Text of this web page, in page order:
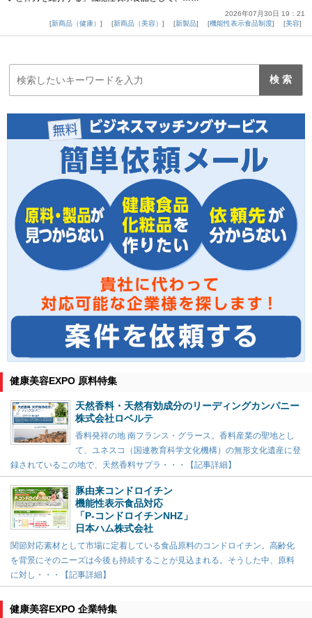
2026年07月30日 19：21
新商品（健康）
新商品（美容） 新製品 機能性表示食品制度 美容
健康美容EXPO 原料特集
天然香料・天然有効成分のリーディングカンパニー
株式会社ロベルテ
香料発祥の地 南フランス・グラース。香料産業の聖地とし
て、ユネスコ（国連教育科学文化機構）の無形文化遺産に登
録されているこの地で、天然香料サプラ・・・【記事詳細】
豚由来コンドロイチン
機能性表示食品対応
「P-コンドロイチンNHZ」
日本ハム株式会社
関節対応素材として市場に定着している食品原料のコンドロイチン。高齢化
を背景にそのニーズは今後も持続することが見込まれる。そうした中、原料
に対し・・・【記事詳細】
健康美容EXPO 企業特集